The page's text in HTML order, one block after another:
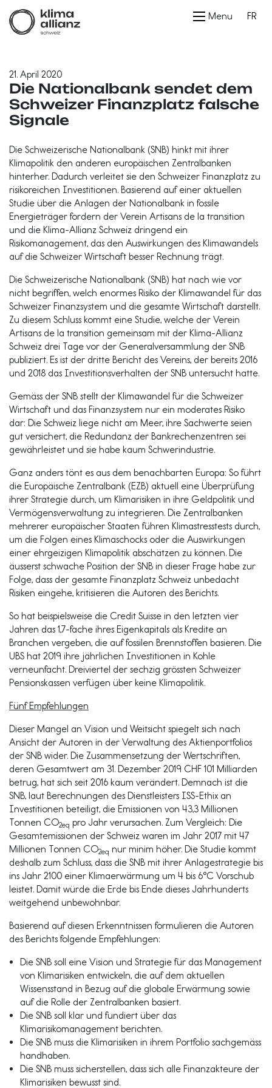
Menu FR
21. April 2020
Die Nationalbank sendet dem
Schweizer Finanzplatz falsche
Signale
Die Schweizerische Nationalbank (SNB) hinkt mit ihrer
Klimapolitik den anderen europäischen Zentralbanken
hinterher. Dadurch verleitet sie den Schweizer Finanzplatz zu
risikoreichen Investitionen. Basierend auf einer aktuellen
Studie über die Anlagen der Nationalbank in fossile
Energieträger fordern der Verein Artisans de la transition
und die Klima-Allianz Schweiz dringend ein
Risikomanagement, das den Auswirkungen des Klimawandels
auf die Schweizer Wirtschaft besser Rechnung trägt.
Die Schweizerische Nationalbank (SNB) hat nach wie vor
nicht begriffen, welch enormes Risiko der Klimawandel für das
Schweizer Finanzsystem und die gesamte Wirtschaft darstellt.
Zu diesem Schluss kommt eine Studie, welche der Verein
Artisans de la transition gemeinsam mit der Klima-Allianz
Schweiz drei Tage vor der Generalversammlung der SNB
publiziert. Es ist der dritte Bericht des Vereins, der bereits 2016
und 2018 das Investitionsverhalten der SNB untersucht hatte.
Gemäss der SNB stellt der Klimawandel für die Schweizer
Wirtschaft und das Finanzsystem nur ein moderates Risiko
dar: Die Schweiz liege nicht am Meer, ihre Sachwerte seien
gut versichert, die Redundanz der Bankrechenzentren sei
gewährleistet und sie habe kaum Schwerindustrie.
Ganz anders tönt es aus dem benachbarten Europa: So führt
die Europäische Zentralbank (EZB) aktuell eine Überprüfung
ihrer Strategie durch, um Klimarisiken in ihre Geldpolitik und
Vermögensverwaltung zu integrieren. Die Zentralbanken
mehrerer europäischer Staaten führen Klimastresstests durch,
um die Folgen eines Klimaschocks oder die Auswirkungen
einer ehrgeizigen Klimapolitik abschätzen zu können. Die
äusserst schwache Position der SNB in dieser Frage habe zur
Folge, dass der gesamte Finanzplatz Schweiz unbedacht
Risiken eingehe, kritisieren die Autoren des Berichts.
So hat beispielsweise die Credit Suisse in den letzten vier
Jahren das 1,7-fache ihres Eigenkapitals als Kredite an
Branchen vergeben, die auf fossilen Brennstoffen basieren. Die
UBS hat 2019 ihre jährlichen Investitionen in Kohle
verneunfacht. Dreiviertel der sechzig grössten Schweizer
Pensionskassen verfügen über keine Klimapolitik.
Fünf Empfehlungen
Dieser Mangel an Vision und Weitsicht spiegelt sich nach
Ansicht der Autoren in der Verwaltung des Aktienportfolios
der SNB wider. Die Zusammensetzung der Wertschriften,
deren Gesamtwert am 31. Dezember 2019 CHF 101 Milliarden
betrug, hat sich seit 2016 kaum verändert. Demnach ist die
SNB, laut Berechnungen des Dienstleisters ISS-Ethix an
Investitionen beteiligt, die Emissionen von 43,3 Millionen
Tonnen CO2eq pro Jahr verursachen. Zum Vergleich: Die
Gesamtemissionen der Schweiz waren im Jahr 2017 mit 47
Millionen Tonnen CO2eq nur minim höher. Die Studie kommt
deshalb zum Schluss, dass die SNB mit ihrer Anlagestrategie bis
ins Jahr 2100 einer Klimaerwärmung um 4 bis 6°C Vorschub
leistet. Damit würde die Erde bis Ende dieses Jahrhunderts
weitgehend unbewohnbar.
Basierend auf diesen Erkenntnissen formulieren die Autoren
des Berichts folgende Empfehlungen:
Die SNB soll eine Vision und Strategie für das Management
von Klimarisiken entwickeln, die auf dem aktuellen
Wissensstand in Bezug auf die globale Erwärmung sowie
auf die Rolle der Zentralbanken basiert.
Die SNB soll klar und fundiert über das
Klimarisikomanagement berichten.
Die SNB muss die Klimarisiken in ihrem Portfolio sachgemäss
handhaben.
Die SNB muss sicherstellen, dass sich alle Finanzakteure der
Klimarisiken bewusst sind.